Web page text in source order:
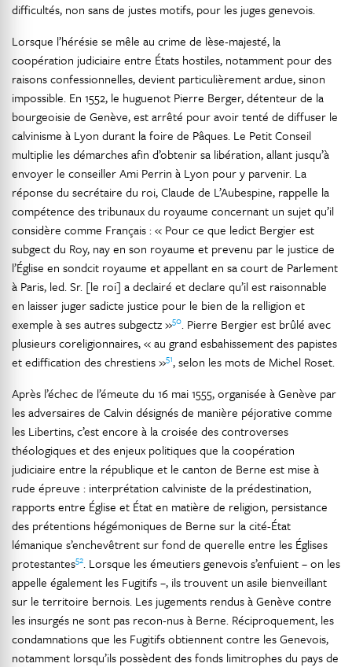
difficultés, non sans de justes motifs, pour les juges genevois.
Lorsque l’hérésie se mêle au crime de lèse-majesté, la
coopération judiciaire entre États hostiles, notamment pour des
raisons confessionnelles, devient particulièrement ardue, sinon
impossible. En 1552, le huguenot Pierre Berger, détenteur de la
bourgeoisie de Genève, est arrêté pour avoir tenté de diffuser le
calvinisme à Lyon durant la foire de Pâques. Le Petit Conseil
multiplie les démarches afin d’obtenir sa libération, allant jusqu’à
envoyer le conseiller Ami Perrin à Lyon pour y parvenir. La
réponse du secrétaire du roi, Claude de L’Aubespine, rappelle la
compétence des tribunaux du royaume concernant un sujet qu’il
considère comme Français : « Pour ce que ledict Bergier est
subgect du Roy, nay en son royaume et prevenu par le justice de
l’Église en sondcit royaume et appellant en sa court de Parlement
à Paris, led. Sr. [le roi] a declairé et declare qu’il est raisonnable
en laisser juger sadicte justice pour le bien de la relligion et
exemple à ses autres subgectz »50. Pierre Bergier est brûlé avec
plusieurs coreligionnaires, « au grand esbahissement des papistes
et ediffication des chrestiens »51, selon les mots de Michel Roset.
Après l’échec de l’émeute du 16 mai 1555, organisée à Genève par
les adversaires de Calvin désignés de manière péjorative comme
les Libertins, c’est encore à la croisée des controverses
théologiques et des enjeux politiques que la coopération
judiciaire entre la république et le canton de Berne est mise à
rude épreuve : interprétation calviniste de la prédestination,
rapports entre Église et État en matière de religion, persistance
des prétentions hégémoniques de Berne sur la cité-État
lémanique s’enchevêtrent sur fond de querelle entre les Églises
protestantes52. Lorsque les émeutiers genevois s’enfuient – on les
appelle également les Fugitifs –, ils trouvent un asile bienveillant
sur le territoire bernois. Les jugements rendus à Genève contre
les insurgés ne sont pas recon-nus à Berne. Réciproquement, les
condamnations que les Fugitifs obtiennent contre les Genevois,
notamment lorsqu’ils possèdent des fonds limitrophes du pays de